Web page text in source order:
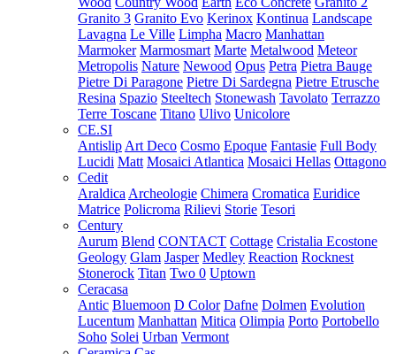
Granito 3 Granito Evo Kerinox Kontinua Landscape
Lavagna Le Ville Limpha Macro Manhattan
Marmoker Marmosmart Marte Metalwood Meteor
Metropolis Nature Newood Opus Petra Pietra Bauge
Pietre Di Paragone Pietre Di Sardegna Pietre Etrusche
Resina Spazio Steeltech Stonewash Tavolato Terrazzo
Terre Toscane Titano Ulivo Unicolore
CE.SI
Antislip Art Deco Cosmo Epoque Fantasie Full Body
Lucidi Matt Mosaici Atlantica Mosaici Hellas Ottagono
Cedit
Araldica Archeologie Chimera Cromatica Euridice
Matrice Policroma Rilievi Storie Tesori
Century
Aurum Blend CONTACT Cottage Cristalia Ecostone
Geology Glam Jasper Medley Reaction Rocknest
Stonerock Titan Two 0 Uptown
Ceracasa
Antic Bluemoon D Color Dafne Dolmen Evolution
Lucentum Manhattan Mitica Olimpia Porto Portobello
Soho Solei Urban Vermont